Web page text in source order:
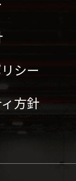
シー
方針